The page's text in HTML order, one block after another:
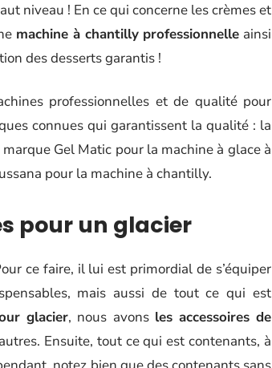
niveau ! En ce qui concerne les crèmes et
machine à chantilly professionnelle ainsi
des desserts garantis !
professionnelles et de qualité pour
connues qui garantissent la qualité : la
Gel Matic pour la machine à glace à
pour la machine à chantilly.
pour un glacier
ce faire, il lui est primordial de s’équiper
mais aussi de tout ce qui est
glacier, nous avons les accessoires de
Ensuite, tout ce qui est contenants, à